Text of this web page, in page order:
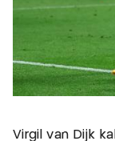
Virgil van Dijk